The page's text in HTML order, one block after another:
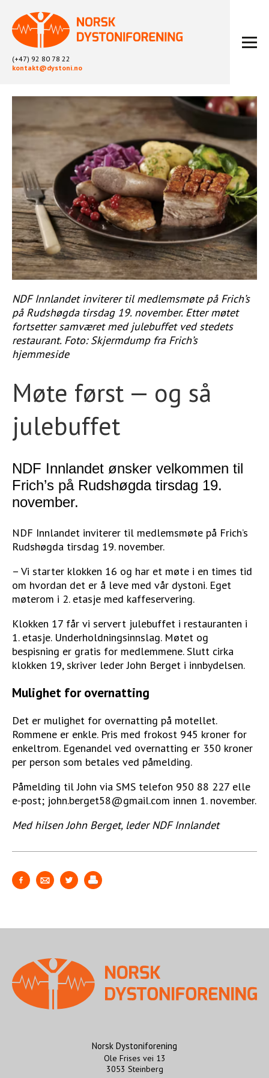
(+47) 92 80 78 22
kontakt@dystoni.no
ARTIKLER
LIKEPERSONARBEID
OM OSS
BLI MEDLEM
KONTAKT
KALENDER
ARKIV
FYSIOTERAPI
NDF Innlandet inviterer til medlemsmøte på Frich’s
på Rudshøgda tirsdag 19. november. Etter møtet
fortsetter samværet med julebuffet ved stedets
restaurant. Foto: Skjermdump fra Frich’s
hjemmeside
Møte først — og så
julebuffet
NDF Innlandet ønsker velkommen til
Frich’s på Rudshøgda tirsdag 19.
november.
NDF Innlandet inviterer til medlemsmøte på Frich’s
Rudshøgda tirsdag 19. november.
– Vi starter klokken 16 og har et møte i en times tid
om hvordan det er å leve med vår dystoni. Eget
møterom i 2. etasje med kaffeservering.
Klokken 17 får vi servert julebuffet i restauranten i
1. etasje. Underholdningsinnslag. Møtet og
bespisning er gratis for medlemmene. Slutt cirka
klokken 19, skriver leder John Berget i innbydelsen.
Mulighet for overnatting
Det er mulighet for overnatting på motellet.
Rommene er enkle. Pris med frokost 945 kroner for
enkeltrom. Egenandel ved overnatting er 350 kroner
per person som betales ved påmelding.
Påmelding til John via SMS telefon 950 88 227 elle
e-post; john.berget58@gmail.com innen 1. november.
Med hilsen John Berget, leder NDF Innlandet
Norsk Dystoniforening
Ole Frises vei 13
3053 Steinberg